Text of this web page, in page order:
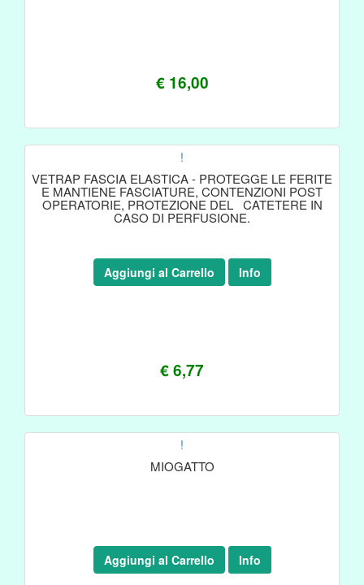
€ 16,00
!
VETRAP FASCIA ELASTICA - PROTEGGE LE FERITE
E MANTIENE FASCIATURE, CONTENZIONI POST
OPERATORIE, PROTEZIONE DEL CATETERE IN
CASO DI PERFUSIONE.
€ 6,77
Aggiungi al Carrello Info
!
MIOGATTO
Aggiungi al Carrello Info